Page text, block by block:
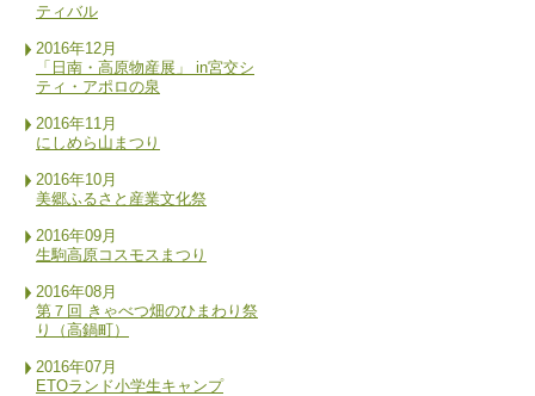
ティバル
2016年12月
「日南・高原物産展」 in宮交シ
ティ・アポロの泉
2016年11月
にしめら山まつり
2016年10月
美郷ふるさと産業文化祭
2016年09月
生駒高原コスモスまつり
2016年08月
第７回 きゃべつ畑のひまわり祭
り（高鍋町）
2016年07月
ETOランド小学生キャンプ